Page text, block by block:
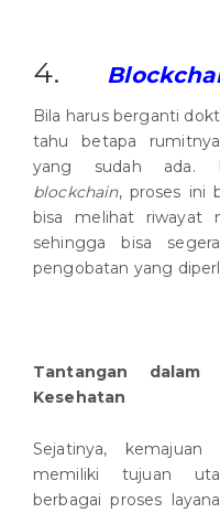
4.
Bila harus berganti
tahu betapa
yang sudah ada.
blockchain, proses ini
bisa melihat riwayat
sehingga bisa
pengobatan yang
Tantangan dalam
Kesehatan
Sejatinya,
memiliki tujuan
berbagai proses